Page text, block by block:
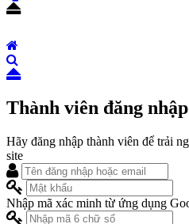
Thành viên đăng nhập
Hãy đăng nhập thành viên để trải
site
Nhập mã xác minh từ ứng dụng